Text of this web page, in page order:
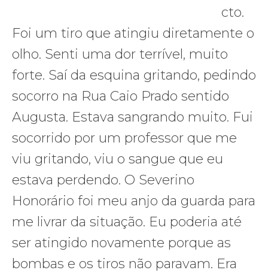
cto.
Foi um tiro que atingiu diretamente o
olho. Senti uma dor terrível, muito
forte. Saí da esquina gritando, pedindo
socorro na Rua Caio Prado sentido
Augusta. Estava sangrando muito. Fui
socorrido por um professor que me
viu gritando, viu o sangue que eu
estava perdendo. O Severino
Honorário foi meu anjo da guarda para
me livrar da situação. Eu poderia até
ser atingido novamente porque as
bombas e os tiros não paravam. Era